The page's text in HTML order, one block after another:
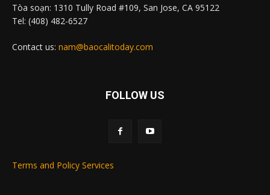
Tòa soạn: 1310 Tully Road #109, San Jose, CA 95122
Tel: (408) 482-6527
Contact us: nam@baocalitoday.com
FOLLOW US
Terms and Policy Services